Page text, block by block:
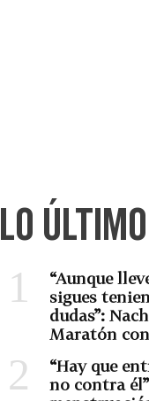
LO ÚLTIMO
“Aunque
sigues
dudas”:
Maratón con
“Hay que
no contra